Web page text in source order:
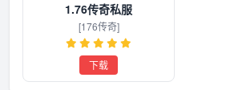
1.76传奇私服
[176传奇]
下载